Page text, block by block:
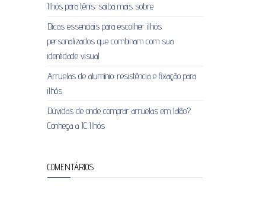
Ilhós para tênis: saiba mais sobre
Dicas essenciais para escolher ilhós
personalizados que combinam com sua
identidade visual
Arruelas de alumínio: resistência e fixação para
ilhós
Dúvidas de onde comprar arruelas em latão?
Conheça a JC Ilhós
COMENTÁRIOS